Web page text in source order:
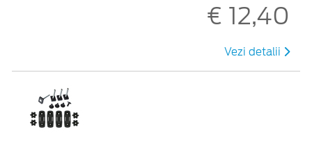
€ 12,40
Vezi detalii